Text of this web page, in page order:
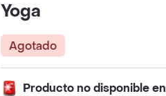
Yoga
Agotado
Producto no disponible en